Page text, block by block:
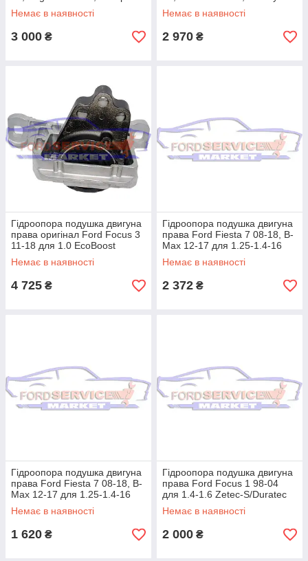
13-19, Connect з 13- для
Немає в наявності
3 000 ₴
06-15 для 2.0-2.3 Duratec
Немає в наявності
2 970 ₴
Гідроопора подушка двигуна
права оригінал Ford Focus 3
11-18 для 1.0 EcoBoost
Немає в наявності
4 725 ₴
Гідроопора подушка двигуна
права Ford Fiesta 7 08-18, B-
Max 12-17 для 1.25-1.4-16
Duratec/Ti-VCT
Немає в наявності
2 372 ₴
Гідроопора подушка двигуна
права Ford Fiesta 7 08-18, B-
Max 12-17 для 1.25-1.4-16
Duratec/Ti-VCT
Немає в наявності
1 620 ₴
Гідроопора подушка двигуна
права Ford Focus 1 98-04
для 1.4-1.6 Zetec-S/Duratec
Немає в наявності
2 000 ₴